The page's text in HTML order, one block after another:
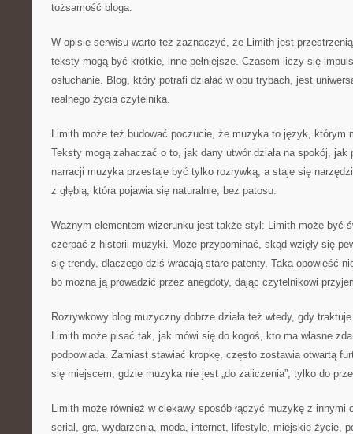
tożsamość bloga.
W opisie serwisu warto też zaznaczyć, że Limith jest
teksty mogą być krótkie, inne pełniejsze. Czasem liczy się
osłuchanie. Blog, który potrafi działać w obu trybach, jest
realnego życia czytelnika.
Limith może też budować poczucie, że muzyka to język, którym
Teksty mogą zahaczać o to, jak dany utwór działa na spokój, jak
narracji muzyka przestaje być tylko rozrywką, a staje się
z głębią, która pojawia się naturalnie, bez patosu.
Ważnym elementem wizerunku jest także styl: Limith może być
czerpać z historii muzyki. Może przypominać, skąd wzięły się
się trendy, dlaczego dziś wracają stare patenty. Taka opowieść
bo można ją prowadzić przez anegdoty, dając czytelnikowi
Rozrywkowy blog muzyczny dobrze działa też wtedy, gdy
Limith może pisać tak, jak mówi się do kogoś, kto ma własne
podpowiada. Zamiast stawiać kropkę, często zostawia otwartą
się miejscem, gdzie muzyka nie jest „do zaliczenia”, tylko do
Limith może również w ciekawy sposób łączyć muzykę z innymi
serial, gra, wydarzenia, moda, internet, lifestyle, miejskie życie,